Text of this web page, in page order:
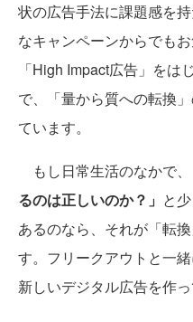
状の広告手法に課題感を
なキャンペーンからでも
「High Impact広告」をは
で、「量から質への転換
ています。
もし日常生活のなかで、
るのは正しいのか？」 と
あるのなら、それが「転
す。フリークアウトと一
新しいデジタル広告を作っ